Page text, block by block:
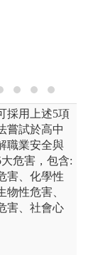
採用上述5項
嘗試於高中
職業安全與
危害，包含:
害、化學性
物性危害、
害、社會心